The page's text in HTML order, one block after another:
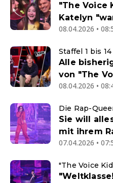
"The Voice
Katelyn
08.04.2026 •
Staffel 1 bis 14
Alle
von "The
08.04.2026 •
Die Rap-
Sie will
mit ihrem
07.04.2026 •
"The Voice